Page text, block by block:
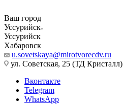
Ваш город
Уссурийск
Уссурийск
Хабаровск
u.sovetskaya@mirotvorecdv.ru
ул. Советская, 25 (ТД Кристалл)
Вконтакте
Telegram
WhatsApp